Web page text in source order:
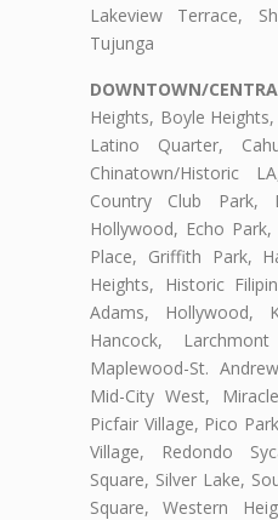
Lakeview Terrace,
Tujunga
DOWNTOWN/
Heights, Boyle
Latino Quarter,
Chinatown/Historic
Country Club Park,
Hollywood, Echo
Place, Griffith Park,
Heights, Historic
Adams, Hollywood,
Hancock,
Maplewood-St.
Mid-City West,
Picfair Village, Pico
Village, Redondo
Square, Silver Lake,
Square, Western